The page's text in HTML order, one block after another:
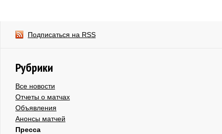
Подписаться на RSS
Рубрики
Все новости
Отчеты о матчах
Объявления
Анонсы матчей
Пресса